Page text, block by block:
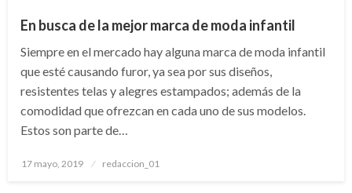
En busca de la mejor marca de moda infantil
Siempre en el mercado hay alguna marca de moda infantil
que esté causando furor, ya sea por sus diseños,
resistentes telas y alegres estampados; además de la
comodidad que ofrezcan en cada uno de sus modelos.
Estos son parte de…
Publicado
17 mayo, 2019 redaccion_01